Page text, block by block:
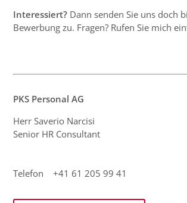
Interessiert? Dann senden Sie uns doch
Bewerbung zu. Fragen? Rufen Sie mich
PKS Personal AG
Herr Saverio Narcisi
Senior HR Consultant
Telefon +41 61 205 99 41